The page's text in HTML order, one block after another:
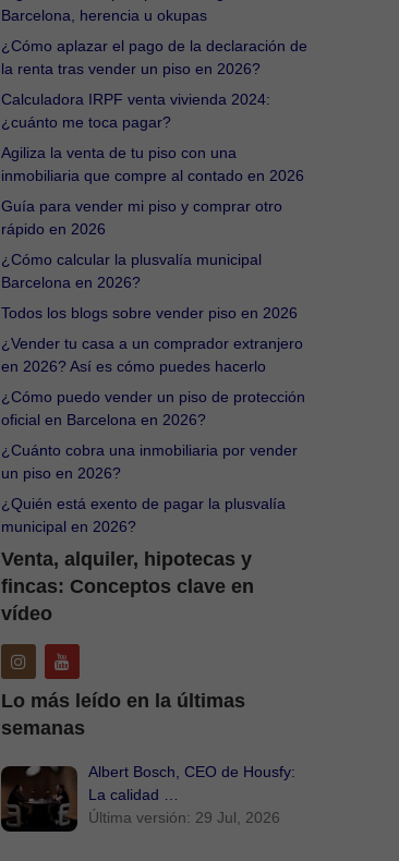
Barcelona, herencia u okupas
¿Cómo aplazar el pago de la declaración de
la renta tras vender un piso en 2026?
Calculadora IRPF venta vivienda 2024:
¿cuánto me toca pagar?
Agiliza la venta de tu piso con una
inmobiliaria que compre al contado en 2026
Guía para vender mi piso y comprar otro
rápido en 2026
¿Cómo calcular la plusvalía municipal
Barcelona en 2026?
Todos los blogs sobre vender piso en 2026
¿Vender tu casa a un comprador extranjero
en 2026? Así es cómo puedes hacerlo
¿Cómo puedo vender un piso de protección
oficial en Barcelona en 2026?
¿Cuánto cobra una inmobiliaria por vender
un piso en 2026?
¿Quién está exento de pagar la plusvalía
municipal en 2026?
Venta, alquiler, hipotecas y
fincas: Conceptos clave en
vídeo
Lo más leído en la últimas
semanas
Albert Bosch, CEO de Housfy:
La calidad …
Última versión: 29 Jul, 2026